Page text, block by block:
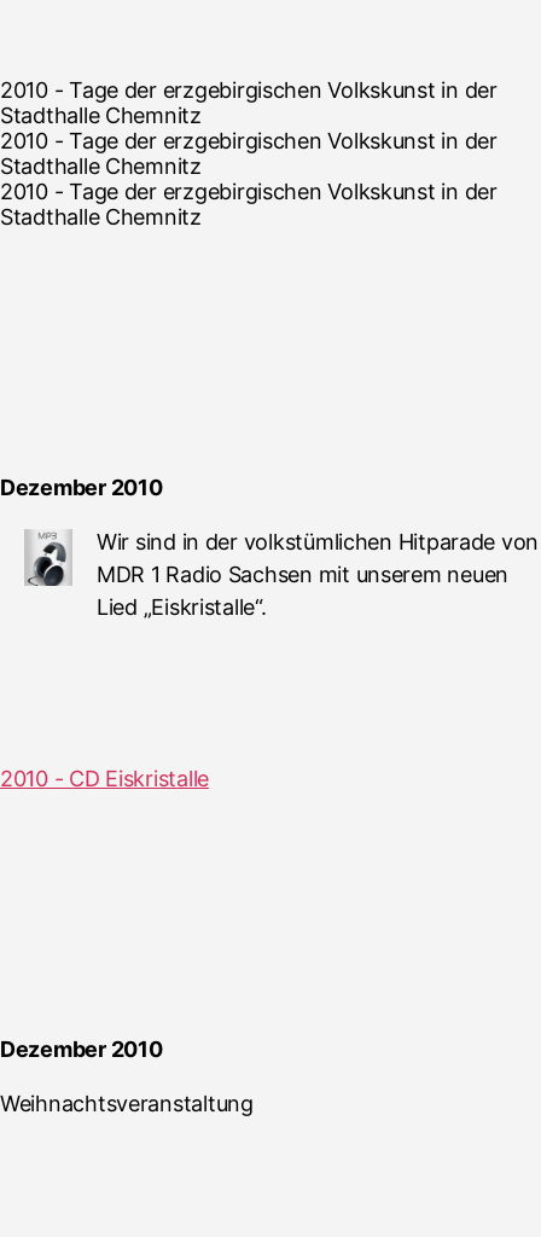
2010 - Tage der erzgebirgischen Volkskunst in der
Stadthalle Chemnitz
2010 - Tage der erzgebirgischen Volkskunst in der
Stadthalle Chemnitz
2010 - Tage der erzgebirgischen Volkskunst in der
Stadthalle Chemnitz
Dezember 2010
Wir sind in der volkstümlichen Hitparade von
MDR 1 Radio Sachsen mit unserem neuen
Lied „Eiskristalle“.
2010 - CD Eiskristalle
Dezember 2010
Weihnachtsveranstaltung